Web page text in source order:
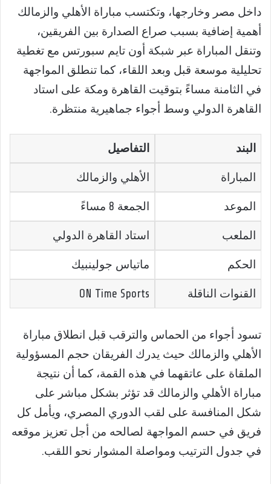
داخل مصر وخارجها، وتكتسب مباراة الأهلي والزمالك
أهمية إضافية بسبب صراع الصدارة بين الفريقين،
وتنقل المباراة عبر شبكة أون تايم سبورتس مع تغطية
تحليلية موسعة قبل وبعد اللقاء، كما تنطلق المواجهة
في الثامنة مساءً بتوقيت القاهرة ومكة على استاد
القاهرة الدولي وسط أجواء جماهيرية منتظرة.
البند التفاصيل
المباراة الأهلي والزمالك
الموعد الجمعة 8 مساءً
الملعب استاد القاهرة الدولي
الحكم ماتياس جولينبيك
القنوات الناقلة ON Time Sports
تسود أجواء من الحماس والترقب قبل انطلاق مباراة
الأهلي والزمالك حيث يدرك الفريقان حجم المسؤولية
الملقاة على عاتقهما في هذه القمة، كما أن نتيجة
مباراة الأهلي والزمالك قد تؤثر بشكل مباشر على
شكل المنافسة على لقب الدوري المصري، ويأمل كل
فريق في حسم المواجهة لصالحه من أجل تعزيز موقعه
في جدول الترتيب ومواصلة المشوار نحو اللقب.